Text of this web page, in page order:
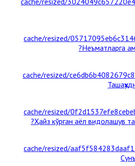
Неъматларга
Ҳайз кўрган аёл видолашув